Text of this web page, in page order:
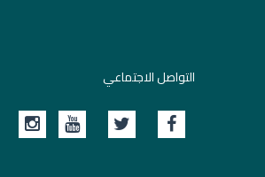
التواصل الاجتماعي